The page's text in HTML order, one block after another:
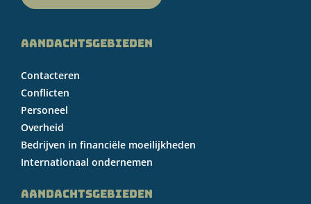
AANDACHTSGEBIEDEN
Contacteren
Conflicten
Personeel
Overheid
Bedrijven in financiële moeilijkheden
Internationaal ondernemen
AANDACHTSGEBIEDEN